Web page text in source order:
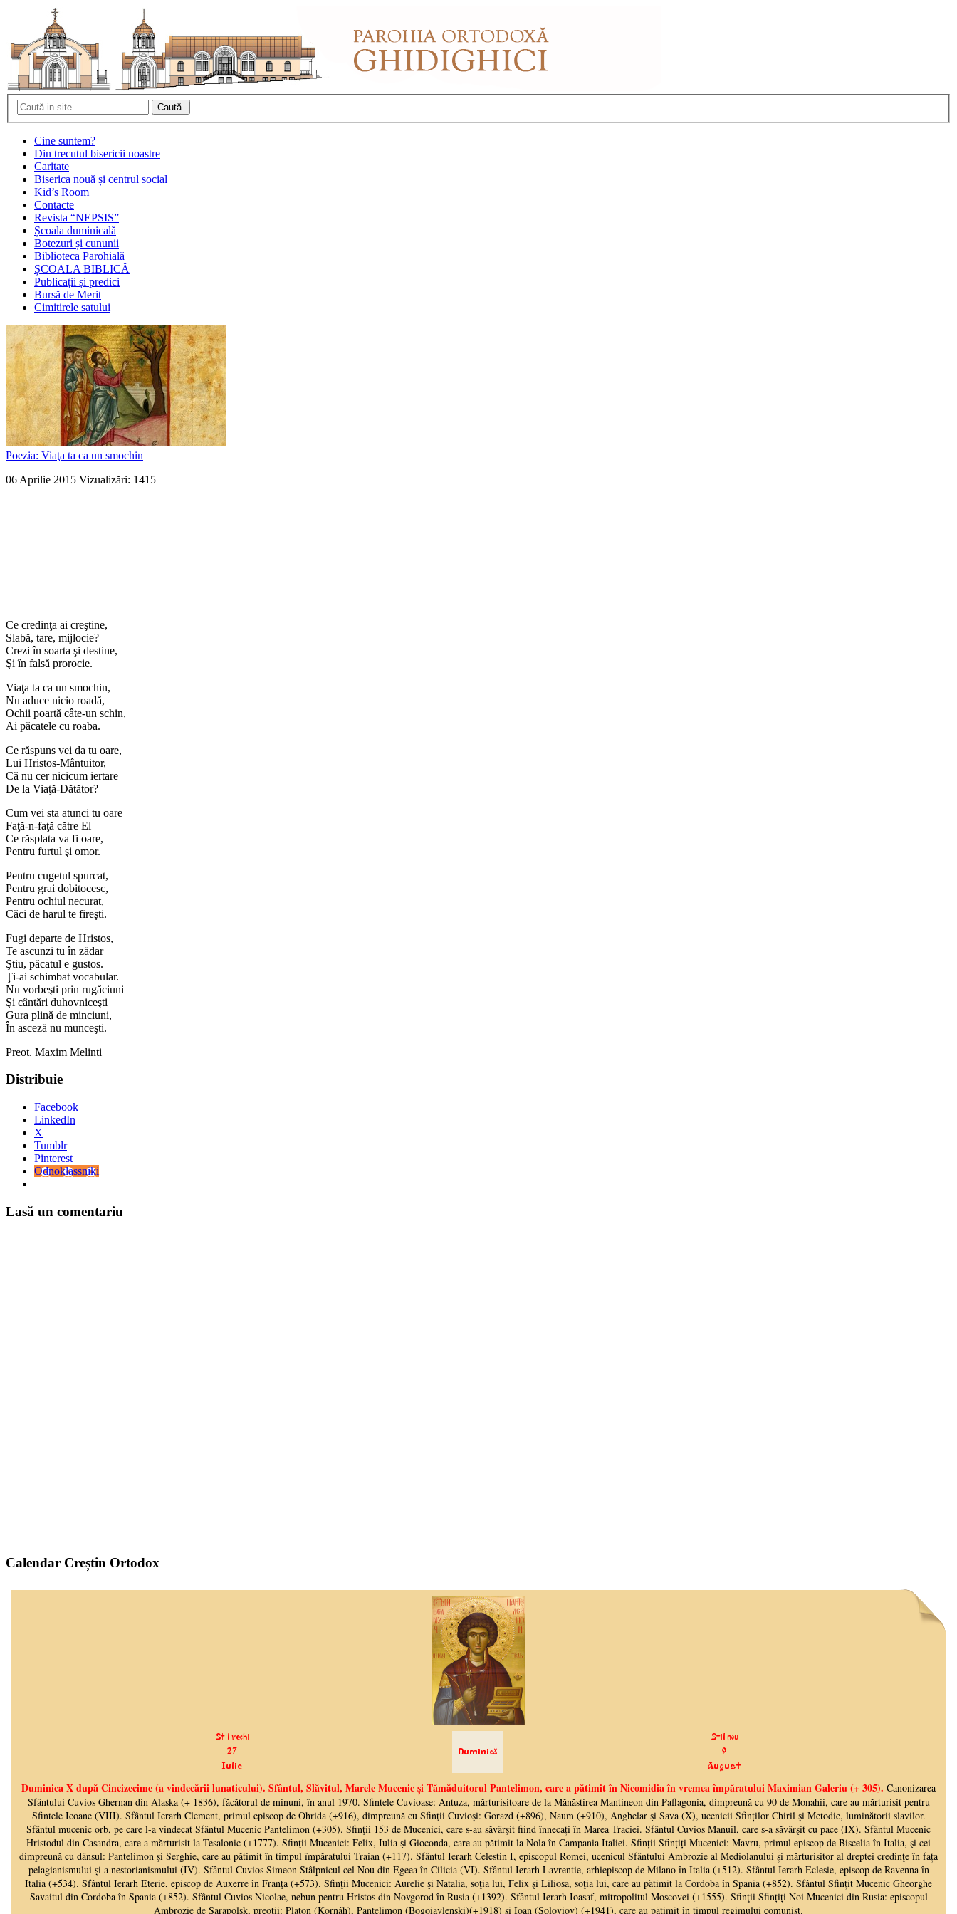
Cine suntem?
Din trecutul bisericii noastre
Caritate
Biserica nouă și centrul social
Kid’s Room
Contacte
Revista “NEPSIS”
Școala duminicală
Botezuri și cununii
Biblioteca Parohială
ȘCOALA BIBLICĂ
Publicații și predici
Bursă de Merit
Cimitirele satului
Poezia: Viaţa ta ca un smochin
06 Aprilie 2015 Vizualizări: 1415
Ce credinţa ai creştine,
Slabă, tare, mijlocie?
Crezi în soarta şi destine,
Şi în falsă prorocie.
Viaţa ta ca un smochin,
Nu aduce nicio roadă,
Ochii poartă câte-un schin,
Ai păcatele cu roaba.
Ce răspuns vei da tu oare,
Lui Hristos-Mântuitor,
Că nu cer nicicum iertare
De la Viaţă-Dătător?
Cum vei sta atunci tu oare
Faţă-n-faţă către El
Ce răsplata va fi oare,
Pentru furtul şi omor.
Pentru cugetul spurcat,
Pentru grai dobitocesc,
Pentru ochiul necurat,
Căci de harul te fireşti.
Fugi departe de Hristos,
Te ascunzi tu în zădar
Ştiu, păcatul e gustos.
Ţi-ai schimbat vocabular.
Nu vorbeşti prin rugăciuni
Şi cântări duhovniceşti
Gura plină de minciuni,
În asceză nu munceşti.
Preot. Maxim Melinti
Distribuie
Facebook
LinkedIn
X
Tumblr
Pinterest
Odnoklassniki
Lasă un comentariu
Calendar Creștin Ortodox